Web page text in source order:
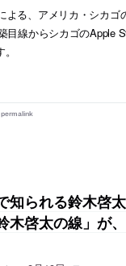
よる、アメリカ・シカゴ
目線からシカゴのApple
permalink
知られる鈴木啓太
啓太の線」が、